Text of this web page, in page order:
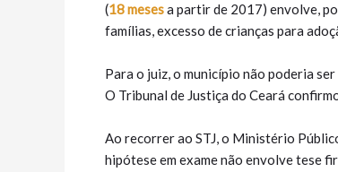
(18 mesesa partir de 2017) envolve,
famílias, excesso de crianças para
Para o juiz, o município não poderia
O Tribunal de Justiça do Ceará
Ao recorrer ao STJ, o Ministério
hipótese em exame não envolve tese